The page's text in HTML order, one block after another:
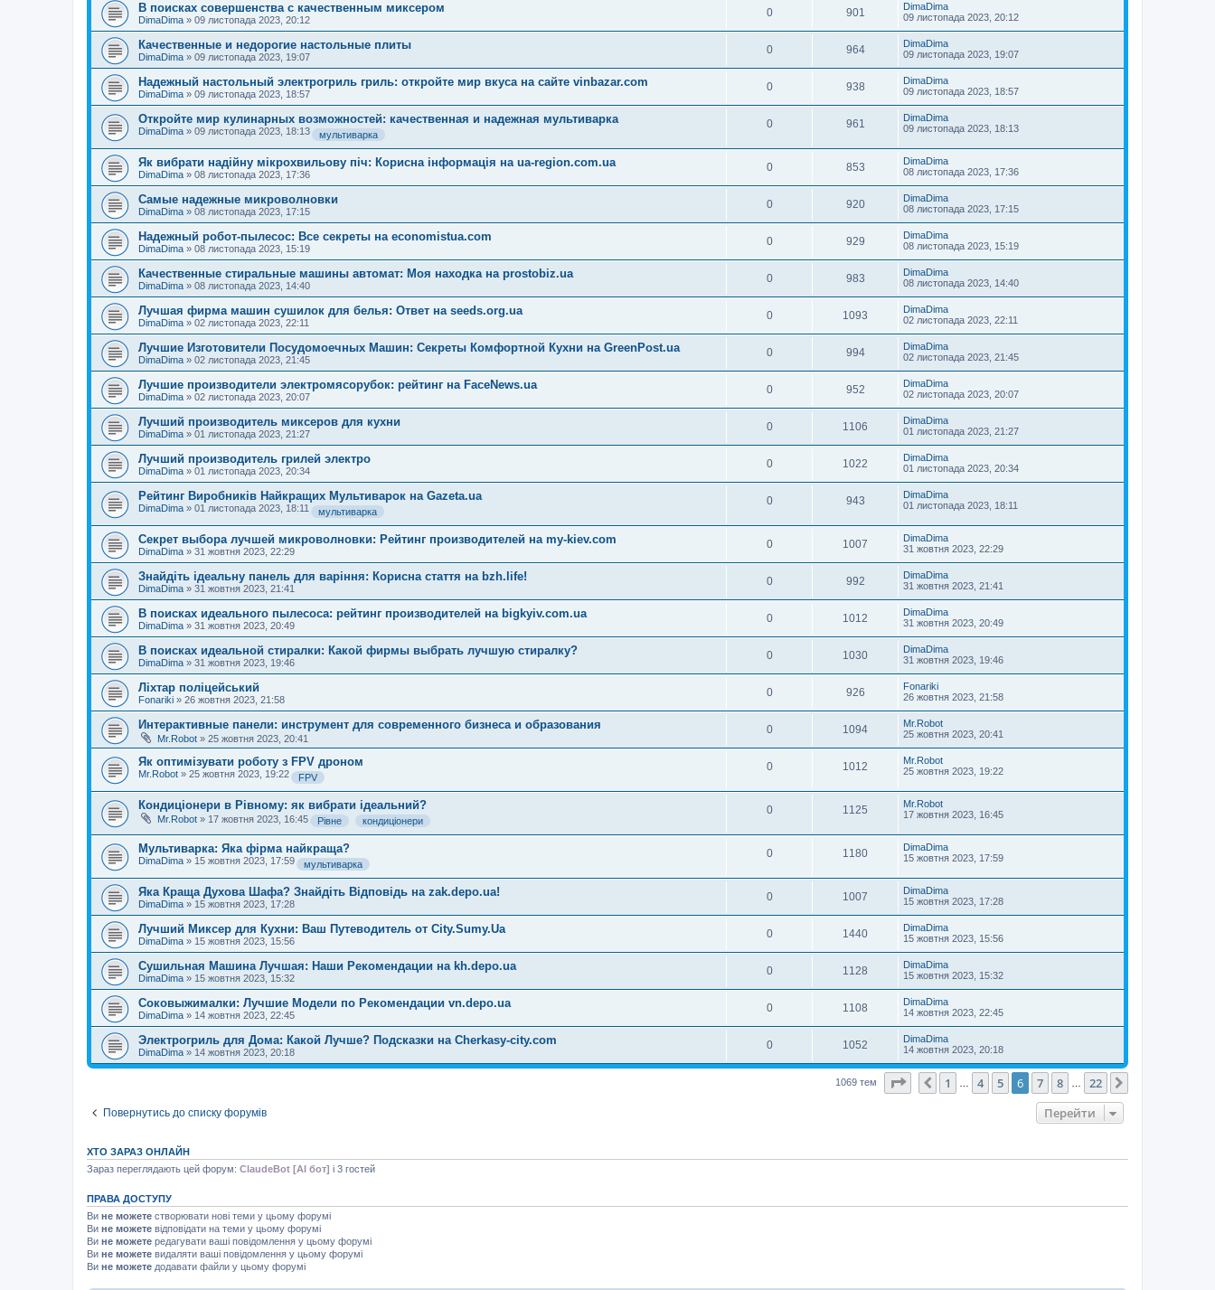
В поисках совершенства с качественным миксером
DimaDima » 09 листопада 2023, 20:12
0 901
DimaDima
09 листопада 2023, 20:12
Качественные и недорогие настольные плиты
DimaDima » 09 листопада 2023, 19:07
0 964
DimaDima
09 листопада 2023, 19:07
Надежный настольный электрогриль гриль: откройте мир вкуса на сайте vinbazar.com
DimaDima » 09 листопада 2023, 18:57
0 938
DimaDima
09 листопада 2023, 18:57
Откройте мир кулинарных возможностей: качественная и надежная мультиварка
DimaDima » 09 листопада 2023, 18:13 мультиварка
0 961
DimaDima
09 листопада 2023, 18:13
Як вибрати надійну мікрохвильову піч: Корисна інформація на ua-region.com.ua
DimaDima » 08 листопада 2023, 17:36
0 853
DimaDima
08 листопада 2023, 17:36
Самые надежные микроволновки
DimaDima » 08 листопада 2023, 17:15
0 920
DimaDima
08 листопада 2023, 17:15
Надежный робот-пылесос: Все секреты на economistua.com
DimaDima » 08 листопада 2023, 15:19
0 929
DimaDima
08 листопада 2023, 15:19
Качественные стиральные машины автомат: Моя находка на prostobiz.ua
DimaDima » 08 листопада 2023, 14:40
0 983
DimaDima
08 листопада 2023, 14:40
Лучшая фирма машин сушилок для белья: Ответ на seeds.org.ua
DimaDima » 02 листопада 2023, 22:11
0 1093
DimaDima
02 листопада 2023, 22:11
Лучшие Изготовители Посудомоечных Машин: Секреты Комфортной Кухни на GreenPost.ua
DimaDima » 02 листопада 2023, 21:45
0 994
DimaDima
02 листопада 2023, 21:45
Лучшие производители электромясорубок: рейтинг на FaceNews.ua
DimaDima » 02 листопада 2023, 20:07
0 952
DimaDima
02 листопада 2023, 20:07
Лучший производитель миксеров для кухни
DimaDima » 01 листопада 2023, 21:27
0 1106
DimaDima
01 листопада 2023, 21:27
Лучший производитель грилей электро
DimaDima » 01 листопада 2023, 20:34
0 1022
DimaDima
01 листопада 2023, 20:34
Рейтинг Виробників Найкращих Мультиварок на Gazeta.ua
DimaDima » 01 листопада 2023, 18:11 мультиварка
0 943
DimaDima
01 листопада 2023, 18:11
Секрет выбора лучшей микроволновки: Рейтинг производителей на my-kiev.com
DimaDima » 31 жовтня 2023, 22:29
0 1007
DimaDima
31 жовтня 2023, 22:29
Знайдіть ідеальну панель для варіння: Корисна стаття на bzh.life!
DimaDima » 31 жовтня 2023, 21:41
0 992
DimaDima
31 жовтня 2023, 21:41
В поисках идеального пылесоса: рейтинг производителей на bigkyiv.com.ua
DimaDima » 31 жовтня 2023, 20:49
0 1012
DimaDima
31 жовтня 2023, 20:49
В поисках идеальной стиралки: Какой фирмы выбрать лучшую стиралку?
DimaDima » 31 жовтня 2023, 19:46
0 1030
DimaDima
31 жовтня 2023, 19:46
Ліхтар поліцейський
Fonariki » 26 жовтня 2023, 21:58
0 926
Fonariki
26 жовтня 2023, 21:58
Интерактивные панели: инструмент для современного бизнеса и образования
Mr.Robot » 25 жовтня 2023, 20:41
0 1094
Mr.Robot
25 жовтня 2023, 20:41
Як оптимізувати роботу з FPV дроном
Mr.Robot » 25 жовтня 2023, 19:22 FPV
0 1012
Mr.Robot
25 жовтня 2023, 19:22
Кондиціонери в Рівному: як вибрати ідеальний?
Mr.Robot » 17 жовтня 2023, 16:45 Рівне кондиціонери
0 1125
Mr.Robot
17 жовтня 2023, 16:45
Мультиварка: Яка фірма найкраща?
DimaDima » 15 жовтня 2023, 17:59 мультиварка
0 1180
DimaDima
15 жовтня 2023, 17:59
Яка Краща Духова Шафа? Знайдіть Відповідь на zak.depo.ua!
DimaDima » 15 жовтня 2023, 17:28
0 1007
DimaDima
15 жовтня 2023, 17:28
Лучший Миксер для Кухни: Ваш Путеводитель от City.Sumy.Ua
DimaDima » 15 жовтня 2023, 15:56
0 1440
DimaDima
15 жовтня 2023, 15:56
Сушильная Машина Лучшая: Наши Рекомендации на kh.depo.ua
DimaDima » 15 жовтня 2023, 15:32
0 1128
DimaDima
15 жовтня 2023, 15:32
Соковыжималки: Лучшие Модели по Рекомендации vn.depo.ua
DimaDima » 14 жовтня 2023, 22:45
0 1108
DimaDima
14 жовтня 2023, 22:45
Электрогриль для Дома: Какой Лучше? Подсказки на Cherkasy-city.com
DimaDima » 14 жовтня 2023, 20:18
0 1052
DimaDima
14 жовтня 2023, 20:18
1069 тем Сторінка6 з22
Поперед.
1 4 5 6 7 8 22
Повернутись до списку форумів Перейти
ХТО ЗАРАЗ ОНЛАЙН
Зараз переглядають цей форум: ClaudeBot [AI бот] і 3 гостей
ПРАВА ДОСТУПУ
Ви не можете створювати нові теми у цьому форумі
Ви не можете відповідати на теми у цьому форумі
Ви не можете редагувати ваші повідомлення у цьому форумі
Ви не можете видаляти ваші повідомлення у цьому форумі
Ви не можете додавати файли у цьому форумі